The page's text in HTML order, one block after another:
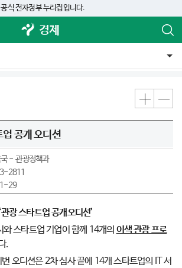
식 전자정부 누리집입니다.
경제
업 공개 오디션
관광정책과
2811
29
관광 스타트업 공개오디션’
스타트업 기업이 함께 14개의 이색 관광 프로
.
오디션은 2차 심사 끝에 14개 스타트업의 IT 서